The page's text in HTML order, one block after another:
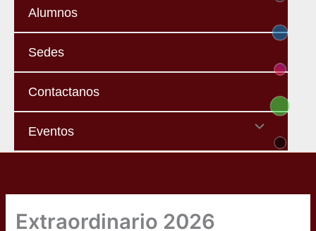
Alumnos
Sedes
Contactanos
Eventos Menu
Extraordinario 2026